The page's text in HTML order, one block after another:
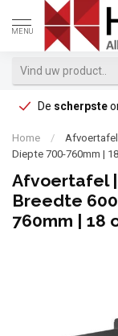
MENU
De scherpste
Home /
Afvoertafel
Diepte 700-760mm |
Afvoertafel |
Breedte
760mm | 18